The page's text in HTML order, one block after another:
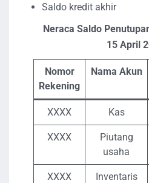
Saldo kredit akhir
Neraca Saldo
15 April
Nomor
Rekening
Nama Akun
XXXX Kas
XXXX
Piutang
usaha
XXXX Inventaris